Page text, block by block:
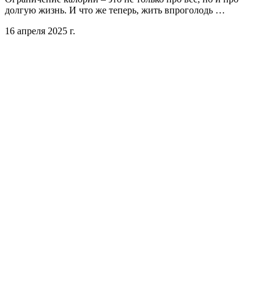
долгую жизнь. И что же теперь, жить впроголодь …
16 апреля 2025 г.